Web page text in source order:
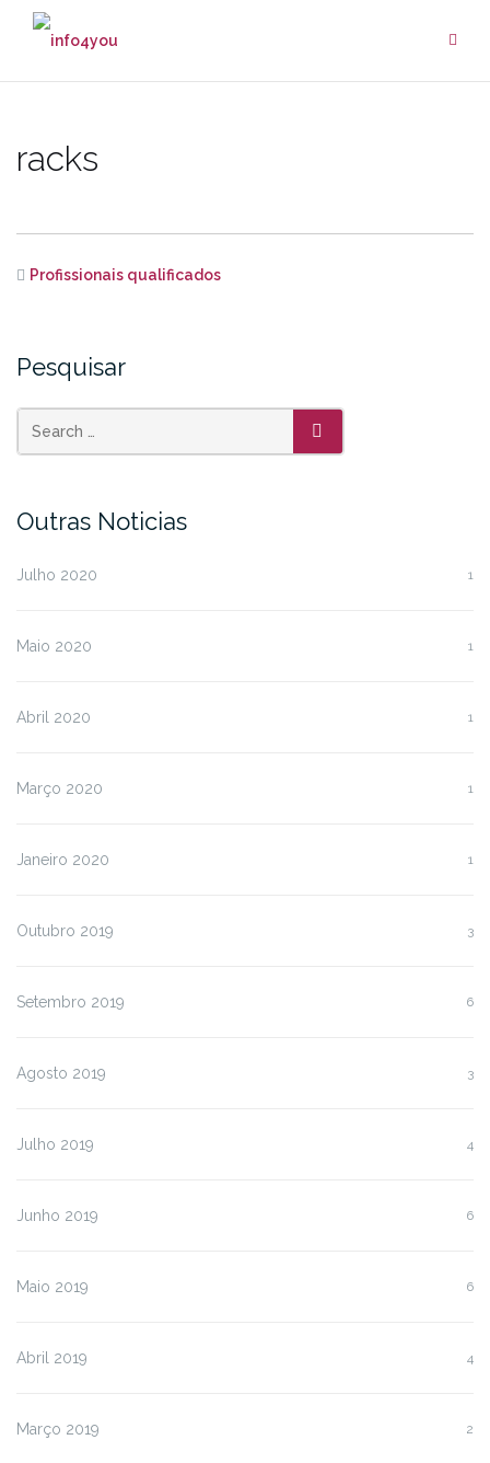
racks
Profissionais qualificados
Pesquisar
SEARCH
Outras Noticias
Julho 2020 1
Maio 2020 1
Abril 2020 1
Março 2020 1
Janeiro 2020 1
Outubro 2019 3
Setembro 2019 6
Agosto 2019 3
Julho 2019 4
Junho 2019 6
Maio 2019 6
Abril 2019 4
Março 2019 2